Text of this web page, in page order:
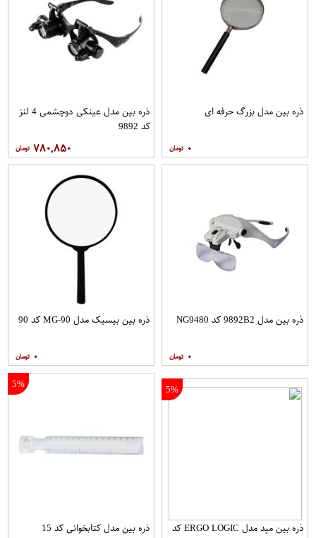
ذره بین مدل بزرگ حرفه ای
۰
ذره بین مدل عینکی دوچشمی 4 لنز
کد 9892
۷۸۰,۸۵۰
ذره بین مدل 9892B2 کد NG9480
۰
ذره بین بیسیک مدل MG-90 کد 90
۰
5%
ذره بین مپد مدل ERGO LOGIC کد
5%
ذره بین مدل کتابخوانی کد 15